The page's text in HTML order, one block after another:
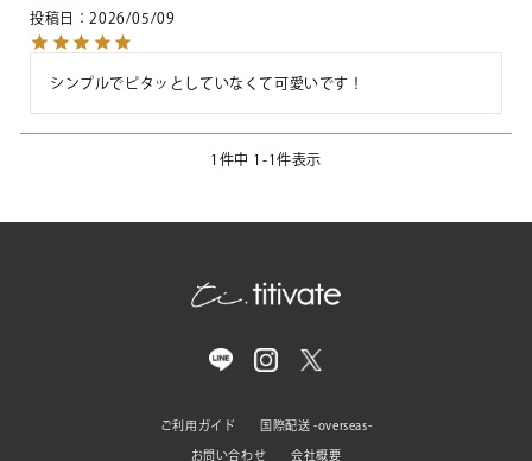
投稿日
2026/05/09
シンプルでピタッとしていなくて可愛いです！
1 件中 1 -1件表示
ご利用ガイド 国際配送 -overseas-
お問い合わせ 会社概要